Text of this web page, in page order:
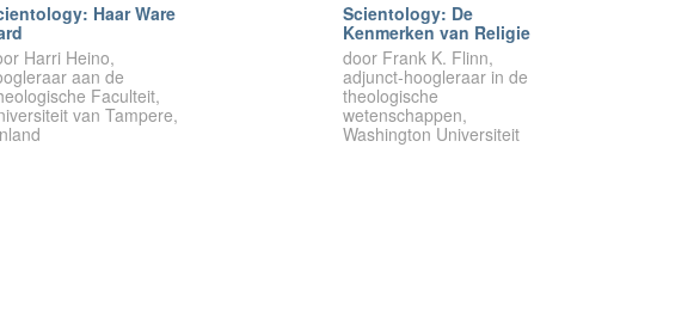
Haar Ware
Harri Heino,
aan de
Faculteit,
van Tampere,
Scientology: De
Kenmerken van Religie
door Frank K. Flinn,
adjunct-hoogleraar in de
theologische
wetenschappen,
Washington Universiteit